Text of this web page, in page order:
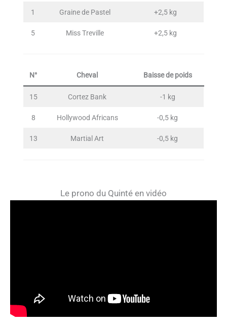
1 Graine de Pastel +2,5 kg
5 Miss Treville +2,5 kg
N° Cheval Baisse de poids
15 Cortez Bank -1 kg
8 Hollywood Africans -0,5 kg
13 Martial Art -0,5 kg
Le prono du Quinté en vidéo